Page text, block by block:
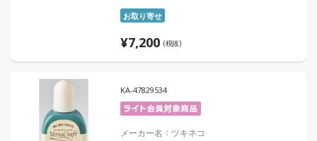
お取り寄せ
¥7,200 (税抜)
KA-47829534
メーカー名 ツキネコ